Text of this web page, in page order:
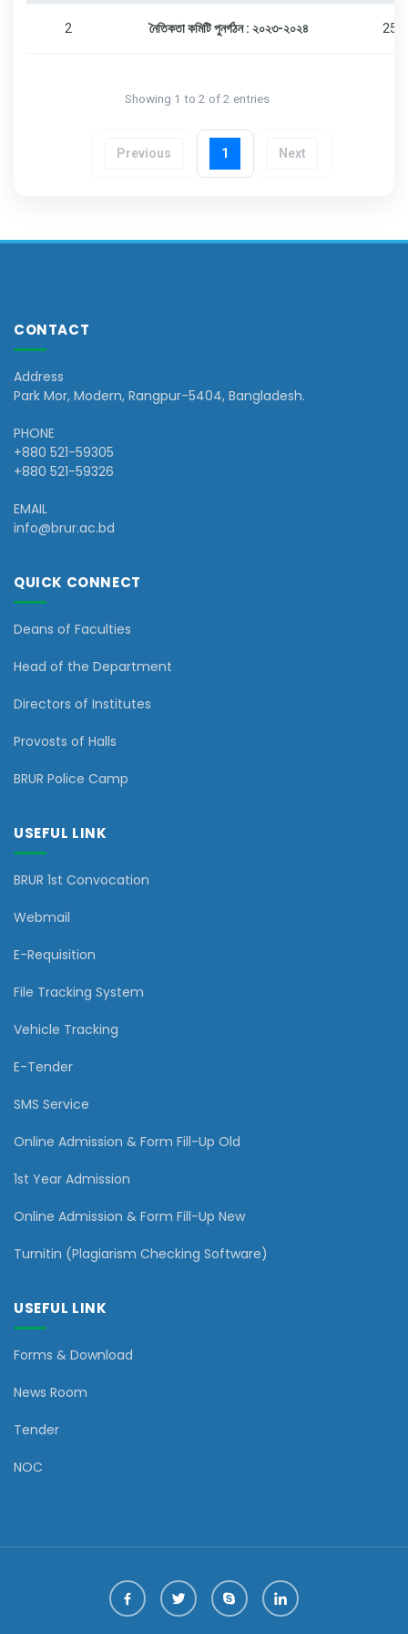
2 নৈতিকতা কমিটি পুনর্গঠন : ২০২৩-২০২৪ 25-
Showing 1 to 2 of 2 entries
Previous 1 Next
CONTACT
Address
Park Mor, Modern, Rangpur-5404, Bangladesh.
PHONE
+880 521-59305
+880 521-59326
EMAIL
info@brur.ac.bd
QUICK CONNECT
Deans of Faculties
Head of the Department
Directors of Institutes
Provosts of Halls
BRUR Police Camp
USEFUL LINK
BRUR 1st Convocation
Webmail
E-Requisition
File Tracking System
Vehicle Tracking
E-Tender
SMS Service
Online Admission & Form Fill-Up Old
1st Year Admission
Online Admission & Form Fill-Up New
Turnitin (Plagiarism Checking Software)
USEFUL LINK
Forms & Download
News Room
Tender
NOC